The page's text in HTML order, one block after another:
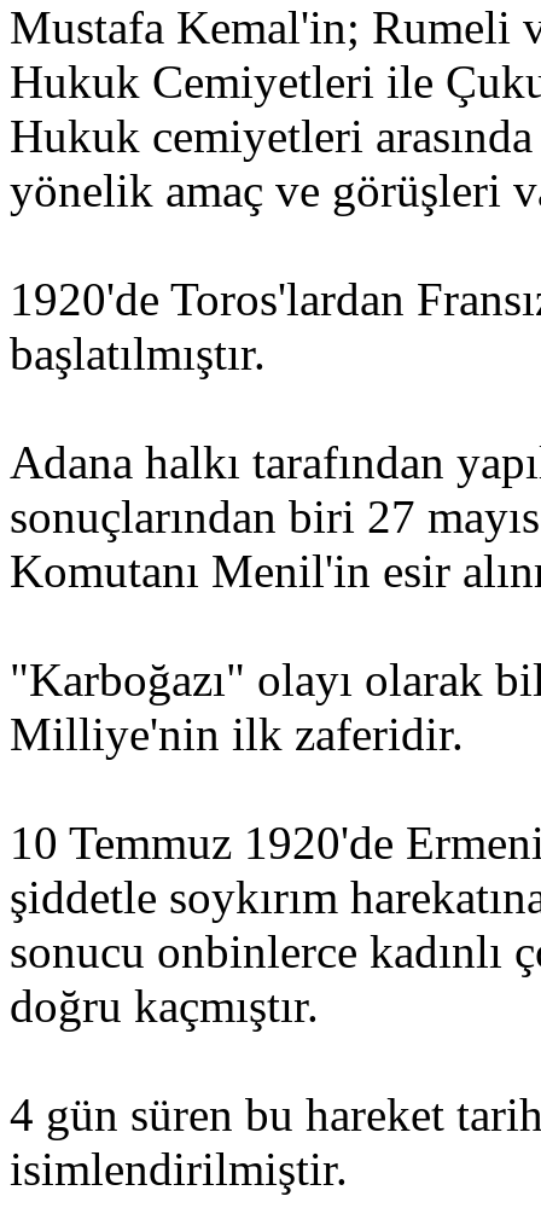
Mustafa Kemal'in; Rumeli
Hukuk Cemiyetleri ile
Hukuk cemiyetleri
yönelik amaç ve görüşleri
1920'de Toros'lardan
başlatılmıştır.
Adana halkı tarafından
sonuçlarından biri 27
Komutanı Menil'in esir
"Karboğazı" olayı olarak
Milliye'nin ilk zaferidir.
10 Temmuz 1920'de
şiddetle soykırım
sonucu onbinlerce kadınlı
doğru kaçmıştır.
4 gün süren bu hareket
isimlendirilmiştir.